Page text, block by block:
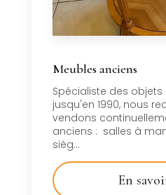
Meubles anciens
Spécialiste des objets
jusqu'en 1990, nous
vendons
anciens : salles à
sièg...
En